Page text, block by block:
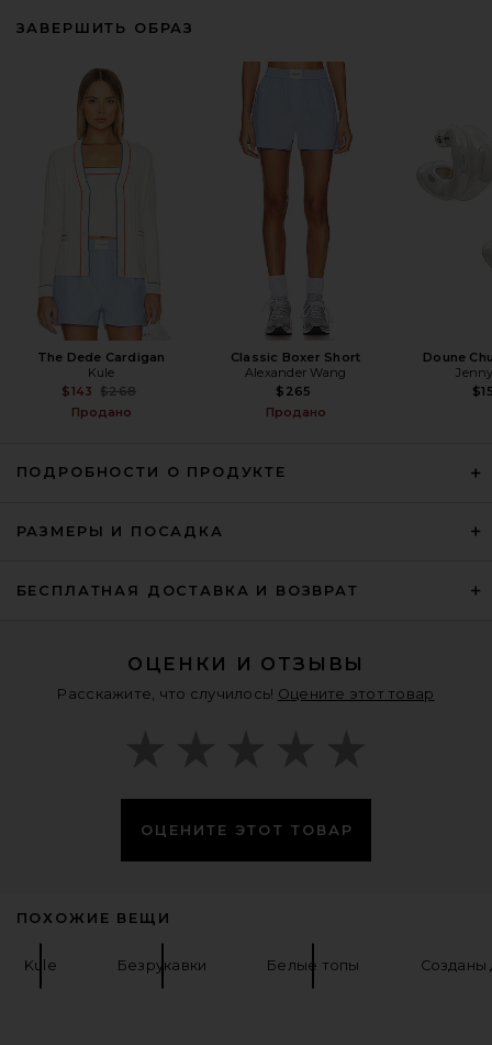
RE/DONE Knotted Ribbed Tank in
Seaside
$125
$135
Предыдущая цена:
$168
L'Academie Carys Knit Tank in Ice
ЗАВЕРШИТЬ ОБРАЗ
The Dede Cardigan
Kule
$143
Previous price:
$268
Продано
Classic Boxer Short
Alexander Wang
$265
Продано
Doune
ПОДРОБНОСТИ О ПРОДУКТЕ
РАЗМЕРЫ И ПОСАДКА
БЕСПЛАТНАЯ ДОСТАВКА И ВОЗВРАТ
ОЦЕНКИ И ОТЗЫВЫ
Расскажите, что случилось! Оцените этот товар
ОЦЕНИТЕ ЭТОТ ТОВАР
ПОХОЖИЕ ВЕЩИ
Kule Безрукавки Белые топы Созданы